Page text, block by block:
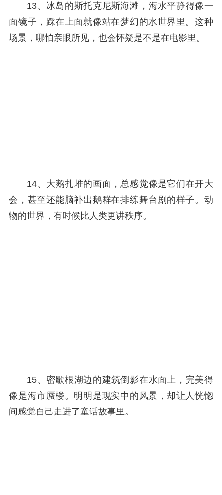
13、冰岛的斯托克尼斯海滩，海水平静得像一
面镜子，踩在上面就像站在梦幻的水世界里。这种
场景，哪怕亲眼所见，也会怀疑是不是在电影里。
14、大鹅扎堆的画面，总感觉像是它们在开大
会，甚至还能脑补出鹅群在排练舞台剧的样子。动
物的世界，有时候比人类更讲秩序。
15、密歇根湖边的建筑倒影在水面上，完美得
像是海市蜃楼。明明是现实中的风景，却让人恍惚
间感觉自己走进了童话故事里。